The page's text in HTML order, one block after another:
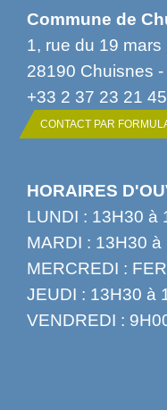
Commune de
1, rue du 19 mars
28190 Chuisnes
+33 2 37 23 21 45
CONTACT PAR
HORAIRES
LUNDI : 13H30 à
MARDI : 13H30 à
MERCREDI :
JEUDI : 13H30 à
VENDREDI :